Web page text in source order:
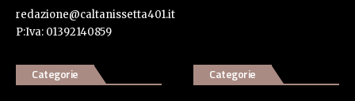
redazione@caltanissetta401.it
P:Iva: 01392140859
Categorie Categorie